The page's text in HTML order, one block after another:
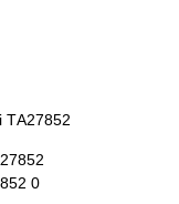
ТA27852
0